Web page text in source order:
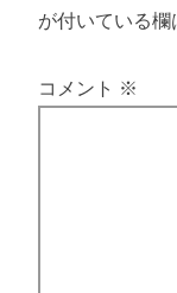
が付いている
コメント ※